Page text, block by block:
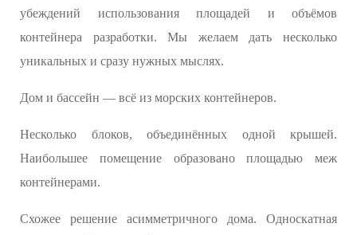
убеждений использования площадей и объёмов
контейнера разработки. Мы желаем дать несколько
уникальных и сразу нужных мыслях.
Дом и бассейн — всё из морских контейнеров.
Несколько блоков, объединённых одной крышей.
Наибольшее помещение образовано площадью меж
контейнерами.
Схожее решение асимметричного дома. Односкатная